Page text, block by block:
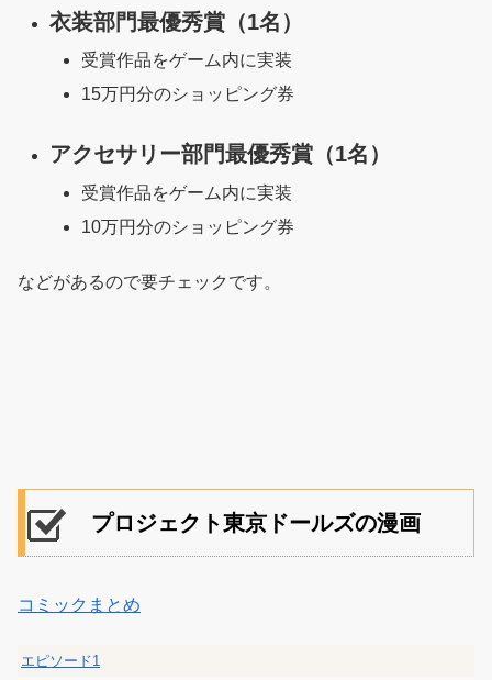
衣装部門最優秀賞（1名）
受賞作品をゲーム内に実装
15万円分のショッピング券
アクセサリー部門最優秀賞（1名）
受賞作品をゲーム内に実装
10万円分のショッピング券
などがあるので要チェックです。
プロジェクト東京ドールズの漫画
コミックまとめ
エピソード1